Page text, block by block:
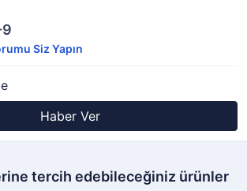
Siz Yapın
Haber Ver
tercih edebileceğiniz ürünler